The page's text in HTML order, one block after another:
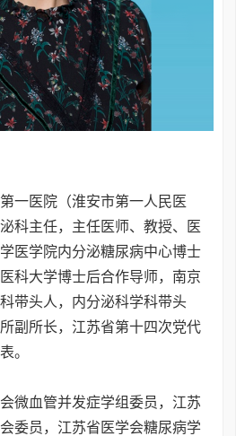
一医院（淮安市第一人民医
科主任，主任医师、教授、医
医学院内分泌糖尿病中心博士
科大学博士后合作导师，南京
带头人，内分泌科学科带头
副所长，江苏省第十四次党代
。
微血管并发症学组委员，江苏
委员，江苏省医学会糖尿病学